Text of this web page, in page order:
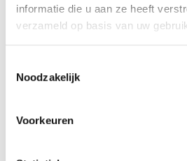
informatie die u aan ze heeft
verzameld op basis van uw
Noodzakelijk
Voorkeuren
Reference 340FLI